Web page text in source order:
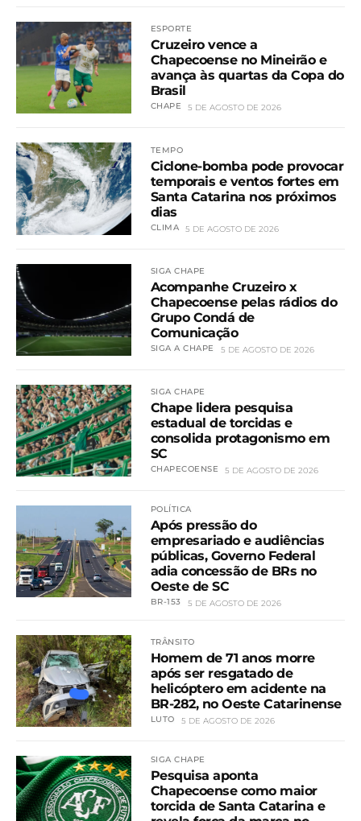
ESPORTE
Cruzeiro vence a
Chapecoense no Mineirão e
avança às quartas da Copa do
Brasil
CHAPE 5 DE AGOSTO DE 2026
TEMPO
Ciclone-bomba pode provocar
temporais e ventos fortes em
Santa Catarina nos próximos
dias
CLIMA 5 DE AGOSTO DE 2026
SIGA CHAPE
Acompanhe Cruzeiro x
Chapecoense pelas rádios do
Grupo Condá de
Comunicação
SIGA A CHAPE 5 DE AGOSTO DE 2026
SIGA CHAPE
Chape lidera pesquisa
estadual de torcidas e
consolida protagonismo em
SC
CHAPECOENSE 5 DE AGOSTO DE 2026
POLÍTICA
Após pressão do
empresariado e audiências
públicas, Governo Federal
adia concessão de BRs no
Oeste de SC
BR-153 5 DE AGOSTO DE 2026
TRÂNSITO
Homem de 71 anos morre
após ser resgatado de
helicóptero em acidente na
BR-282, no Oeste Catarinense
LUTO 5 DE AGOSTO DE 2026
SIGA CHAPE
Pesquisa aponta
Chapecoense como maior
torcida de Santa Catarina e